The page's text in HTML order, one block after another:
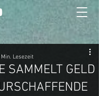
SAMMELT GELD
Min. Lesezeit